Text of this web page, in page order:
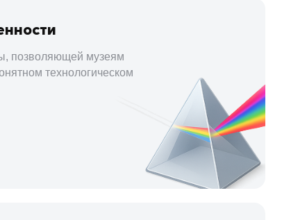
позволяющей музеям
технологическом